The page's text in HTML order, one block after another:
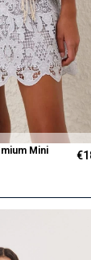
Mini